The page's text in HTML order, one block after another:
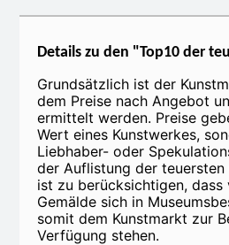
Details zu den "Top10 der
Grundsätzlich ist der
dem Preise nach Angebot
ermittelt werden. Preise
Wert eines Kunstwerkes,
Liebhaber- oder
der Auflistung der teuersten
ist zu berücksichtigen, dass
Gemälde sich in
somit dem Kunstmarkt zur
Verfügung stehen.